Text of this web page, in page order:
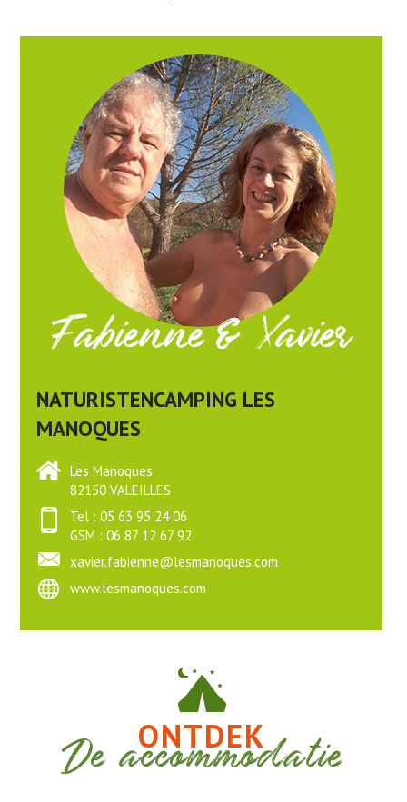
Fabienne & Xavier
NATURISTENCAMPING LES
MANOQUES
Les Manoques
82150 VALEILLES
Tel : 05 63 95 24 06
GSM : 06 87 12 67 92
xavier.fabienne@lesmanoques.com
www.lesmanoques.com
ONTDEK
De accommodatie